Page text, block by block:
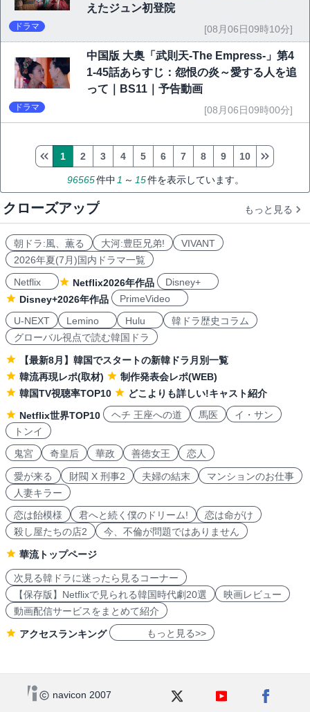
えたジュン初登院
ドラマ [08月06日09時10分]
中国版 大奥「武則天-The Empress-」第4
1-45話あらすじ：怨恨の炎～愛する人を追
って｜BS11｜予告動画
ドラマ [08月06日09時00分]
96565件中 1 ～ 15件を表示しています。
1 2 3 4 5 6 7 8 9 10
クローズアップ もっと見る
朝ドラ:風、薫る 大河:豊臣兄弟!
VIVANT
2026年夏(7月)国内ドラマ一覧
Netflix
Netflix2026年作品
Disney+
Disney+2026年作品
PrimeVideo
U-NEXT
Lemino Hulu
韓ドラ歴史コラム
グローバル視点で読む韓国ドラ
【最新8月】韓国でスタートの新韓ドラ月別一覧
韓流再現レポ(取材)
制作発表会レポ(WEB)
韓国TV視聴率TOP10
どこよりも詳しい!キャスト紹介
Netflix世界TOP10
ヘチ 王座への道 馬医
イ・サン
トンイ
鬼宮
奇皇后 華政 善徳女王 恋人
愛が来る 財閥 X 刑事2 夫婦の結末
マンションのお仕事
人妻キラー
恋は飴模様
君へと続く僕のドリーム!
恋は命がけ
殺し屋たちの店2
今、不倫が問題ではありません
華流トップページ
次見る韓ドラに迷ったら見るコーナー
【保存版】Netflixで見られる韓国時代劇20選
映画レビュー
動画配信サービスをまとめて紹介
アクセスランキング もっと見る>>
navicon 2007